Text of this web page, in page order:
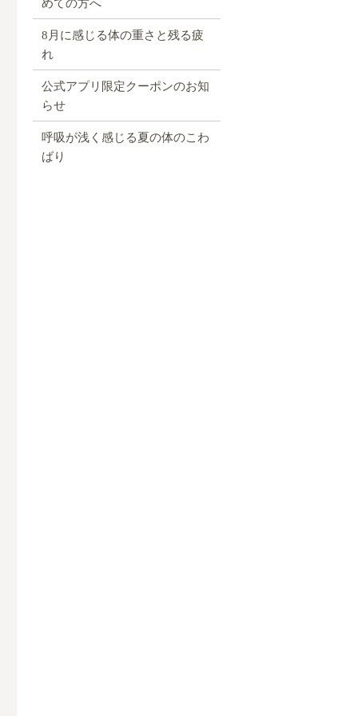
めての方へ
8月に感じる体の重さと残る疲
れ
公式アプリ限定クーポンのお知
らせ
呼吸が浅く感じる夏の体のこわ
ばり